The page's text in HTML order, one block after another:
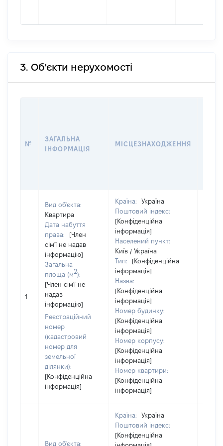
3. Об'єкти нерухомості
№
ЗАГАЛЬНА
ІНФОРМАЦІЯ
МІСЦЕЗНАХОДЖЕННЯ
1
Вид об'єкта:
Квартира
Дата набуття
права:
[Член
сім'ї не надав
інформацію]
Загальна
площа (м2):
[Член сім'ї не
надав
інформацію]
Реєстраційний
номер
(кадастровий
номер для
земельної
ділянки):
[Конфіденційна
інформація]
Країна:
Україна
Поштовий індекс:
[Конфіденційна
інформація]
Населений пункт:
Київ / Україна
Тип:
[Конфіденційна
інформація]
Назва:
[Конфіденційна
інформація]
Номер будинку:
[Конфіденційна
інформація]
Номер корпусу:
[Конфіденційна
інформація]
Номер квартири:
[Конфіденційна
інформація]
Вид об'єкта:
Країна:
Україна
Поштовий індекс:
[Конфіденційна